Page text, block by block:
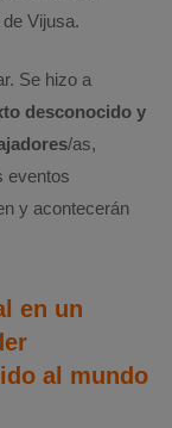
de Vijusa.
Se hizo a
desconocido y
/as,
eventos
y acontecerán
en un
al mundo